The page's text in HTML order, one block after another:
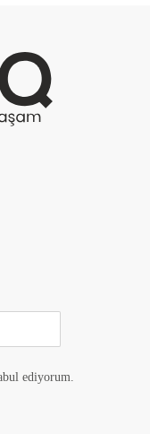
ediyorum.